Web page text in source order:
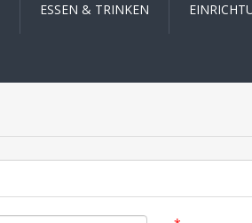
ESSEN & TRINKEN